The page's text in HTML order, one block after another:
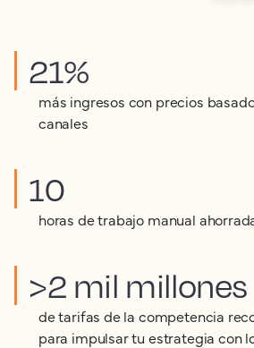
21%
más ingresos con precios
canales
10
horas de trabajo manual
>2 mil millones
de tarifas de la competencia
para impulsar tu estrategia con